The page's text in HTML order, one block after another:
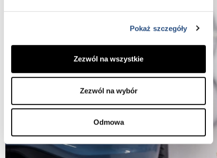
Pokaż szczegóły
Zezwól na wszystkie
Zezwól na wybór
Odmowa